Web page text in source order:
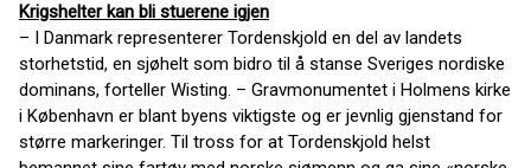
Krigshelter kan bli stuerene igjen
– I Danmark representerer Tordenskjold en del av landets
storhetstid, en sjøhelt som bidro til å stanse Sveriges nordiske
dominans, forteller Wisting. – Gravmonumentet i Holmens kirke
i København er blant byens viktigste og er jevnlig gjenstand for
større markeringer. Til tross for at Tordenskjold helst